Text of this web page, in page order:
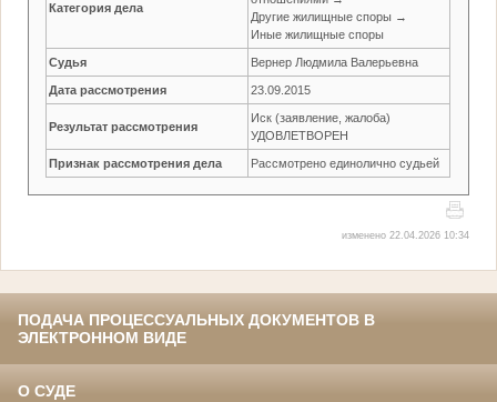
Категория дела
Другие жилищные споры →
Иные жилищные споры
Судья Вернер Людмила Валерьевна
Дата рассмотрения 23.09.2015
Результат рассмотрения
Иск (заявление, жалоба)
УДОВЛЕТВОРЕН
Признак рассмотрения дела Рассмотрено единолично судьей
изменено 22.04.2026 10:34
ПОДАЧА ПРОЦЕССУАЛЬНЫХ ДОКУМЕНТОВ В
ЭЛЕКТРОННОМ ВИДЕ
О СУДЕ